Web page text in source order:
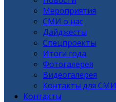
Мероприятия
СМИ о нас
Дайджесты
Спецпроекты
Итоги года
Фотогалерея
Видеогалерея
Контакты для СМИ
Контакты